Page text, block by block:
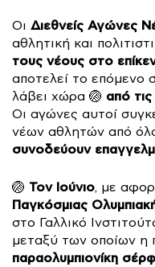
Οι Διεθνείς Αγώνες
αθλητική και
τους νέους στο
αποτελεί το επόμενο
λάβει χώρα 🏐 από
Οι αγώνες αυτοί
νέων αθλητών από
συνοδεύουν
🏐 Τον Ιούνιο, με
Παγκόσμιας
στο Γαλλικό
μεταξύ των οποίων η
παραολυμπιονίκη